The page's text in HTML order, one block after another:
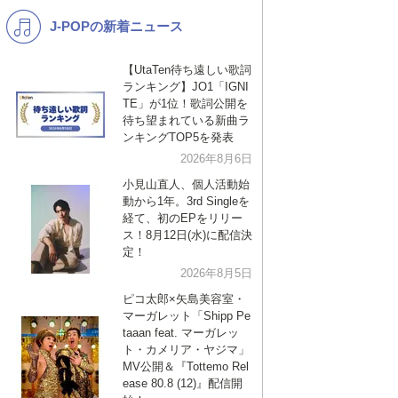
K-POP 演歌・歌謡
洋楽
ディズニー
J-POPの新着ニュース
【UtaTen待ち遠しい歌詞
ランキング】JO1「IGNI
TE」が1位！歌詞公開を
待ち望まれている新曲ラ
ンキングTOP5を発表
2026年8月6日
小見山直人、個人活動始
動から1年。3rd Singleを
経て、初のEPをリリー
ス！8月12日(水)に配信決
定！
2026年8月5日
ピコ太郎×矢島美容室・
マーガレット「Shipp Pe
taaan feat. マーガレッ
ト・カメリア・ヤジマ」
MV公開＆『Tottemo Rel
ease 80.8 (12)』配信開